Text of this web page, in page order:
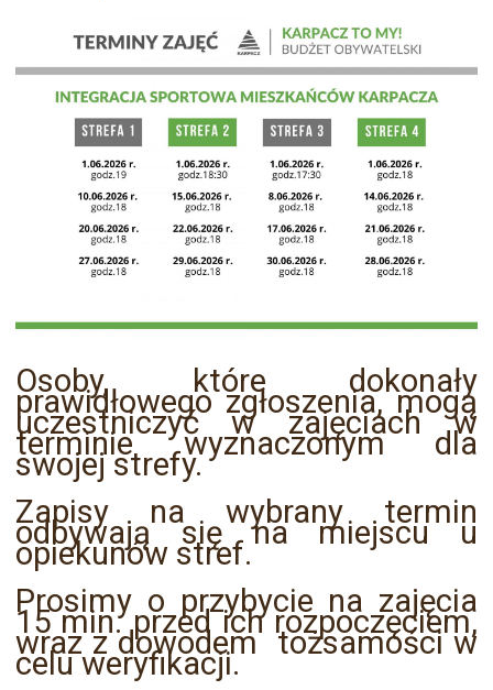
Osoby, które dokonały
prawidłowego zgłoszenia, mogą
uczestniczyć w zajęciach w
terminie wyznaczonym dla
swojej strefy.
Zapisy na wybrany termin
odbywają się na miejscu u
opiekunów stref.
Prosimy o przybycie na zajęcia
15 min. przed ich rozpoczęciem,
wraz z dowodem tożsamości w
celu weryfikacji.